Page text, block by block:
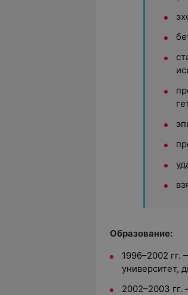
Образование:
1996–2002 гг.
университет,
2002–2003 гг.